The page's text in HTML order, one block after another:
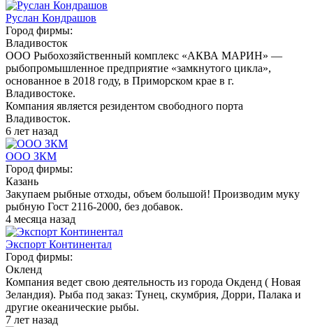
Руслан Кондрашов
Город фирмы:
Владивосток
ООО Рыбохозяйственный комплекс «АКВА МАРИН» —
рыбопромышленное предприятие «замкнутого цикла»,
основанное в 2018 году, в Приморском крае в г.
Владивостоке.
Компания является резидентом свободного порта
Владивосток.
6 лет назад
ООО ЗКМ
Город фирмы:
Казань
Закупаем рыбные отходы, объем большой! Производим муку
рыбную Гост 2116-2000, без добавок.
4 месяца назад
Экспорт Континентал
Город фирмы:
Окленд
Компания ведет свою деятельность из города Окденд ( Новая
Зеландия). Рыба под заказ: Тунец, скумбрия, Дорри, Палака и
другие океанические рыбы.
7 лет назад